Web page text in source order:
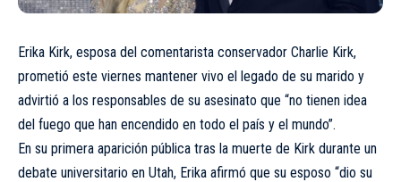
Erika Kirk, esposa del comentarista conservador Charlie Kirk,
prometió este viernes mantener vivo el legado de su marido y
advirtió a los responsables de su asesinato que “no tienen idea
del fuego que han encendido en todo el país y el mundo”.
En su primera aparición pública tras la muerte de Kirk durante un
debate universitario en Utah, Erika afirmó que su esposo “dio su